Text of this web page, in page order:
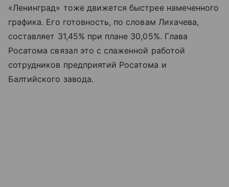
«Ленинград» тоже движется быстрее намеченного
графика. Его готовность, по словам Лихачева,
составляет 31,45% при плане 30,05%. Глава
Росатома связал это с слаженной работой
сотрудников предприятий Росатома и
Балтийского завода.